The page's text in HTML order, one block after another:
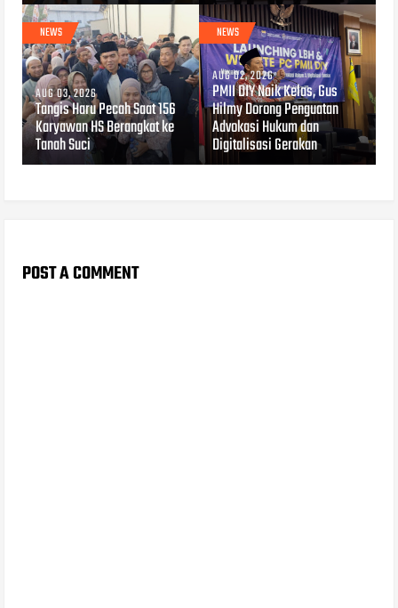
NEWS
AUG 03, 2026
Tangis Haru Pecah Saat 156
Karyawan HS Berangkat ke
Tanah Suci
NEWS
AUG 02, 2026
PMII DIY Naik Kelas, Gus
Hilmy Dorong Penguatan
Advokasi Hukum dan
Digitalisasi Gerakan
POST A COMMENT